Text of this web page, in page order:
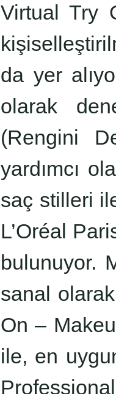
Virtual Try
da yer
olarak
(Rengini
yardımcı
saç stilleri
L’Oréal
bulunuyor.
sanal
On –
ile, en